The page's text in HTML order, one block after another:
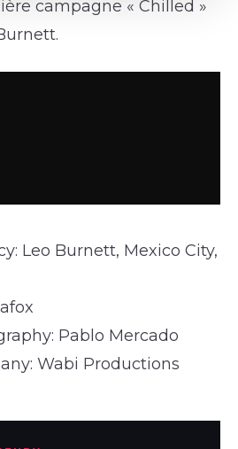
campagne « Chilled »
Leo Burnett, Mexico City,
Pablo Mercado
Wabi Productions